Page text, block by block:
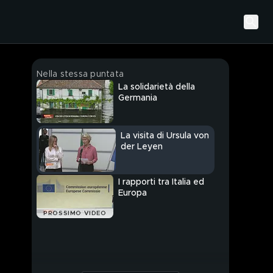
Nella stessa puntata
La solidarietà della
Germania
La visita di Ursula von
der Leyen
PROSSIMO VIDEO
I rapporti tra Italia ed
Europa